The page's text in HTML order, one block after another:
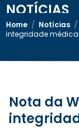
NOTÍCIAS
Home / Notícias /
integridade médica
Nota da WMA em defesa da